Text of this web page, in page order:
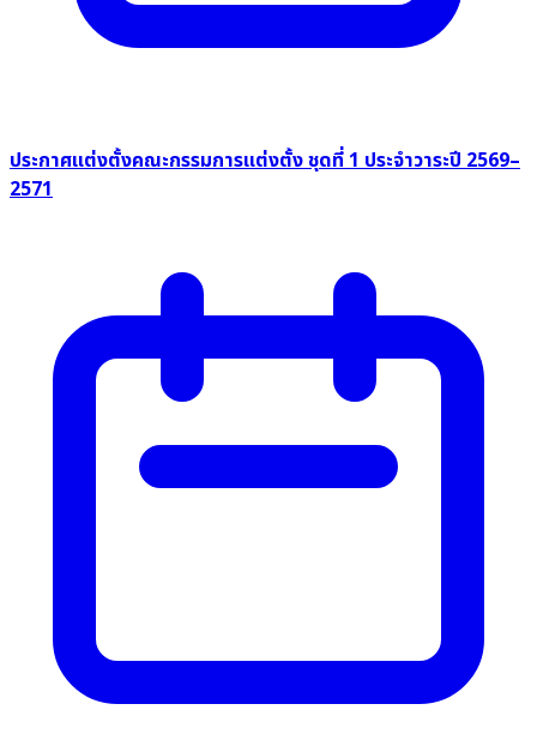
ประกาศแต่งตั้งคณะกรรมการแต่งตั้ง ชุดที่ 1 ประจำวาระปี 2569–
2571